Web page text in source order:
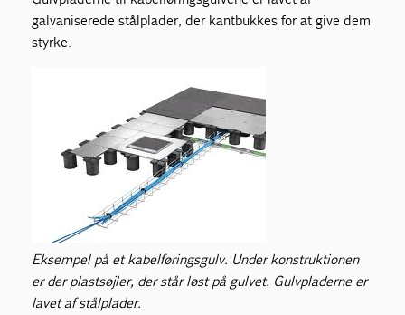
galvaniserede stålplader, der kantbukkes for at give dem
styrke.
Eksempel på et kabelføringsgulv. Under konstruktionen
er der plastsøjler, der står løst på gulvet. Gulvpladerne er
lavet af stålplader.